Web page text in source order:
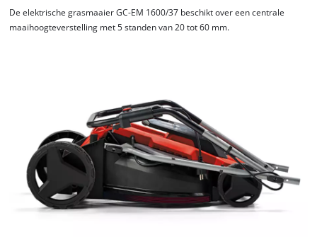
De elektrische grasmaaier GC-EM 1600/37 beschikt over een centrale
maaihoogteverstelling met 5 standen van 20 tot 60 mm.